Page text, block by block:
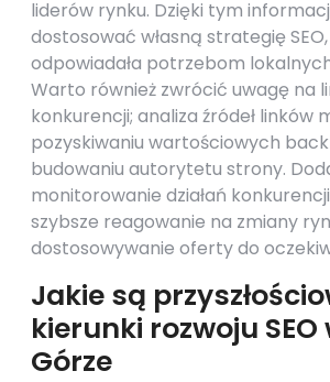
liderów rynku. Dzięki tym
dostosować własną strategię
odpowiadała potrzebom
Warto również zwrócić uwagę na
konkurencji; analiza źródeł linków
pozyskiwaniu wartościowych
budowaniu autorytetu strony.
monitorowanie działań
szybsze reagowanie na zmiany
dostosowywanie oferty do
Jakie są
kierunki rozwoju SEO
Górze